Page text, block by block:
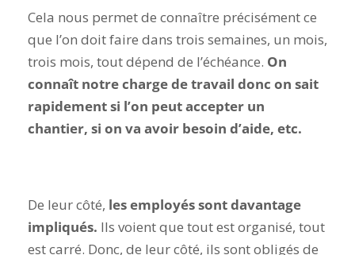
Cela nous permet de connaître précisément ce
que l’on doit faire dans trois semaines, un mois,
trois mois, tout dépend de l’échéance. On
connaît notre charge de travail donc on sait
rapidement si l’on peut accepter un
chantier, si on va avoir besoin d’aide, etc.
De leur côté, les employés sont davantage
impliqués. Ils voient que tout est organisé, tout
est carré. Donc, de leur côté, ils sont obligés de